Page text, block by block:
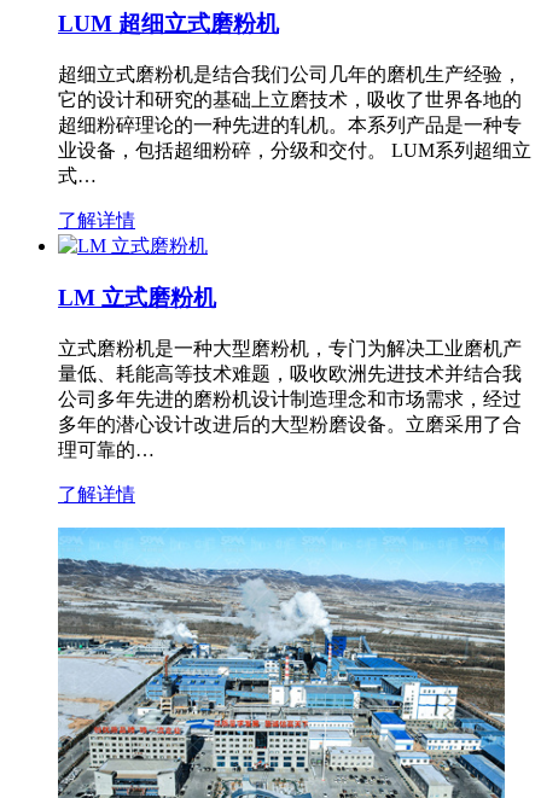
LUM 超细立式磨粉机
超细立式磨粉机是结合我们公司几年的磨机生产经验，
它的设计和研究的基础上立磨技术，吸收了世界各地的
超细粉碎理论的一种先进的轧机。本系列产品是一种专
业设备，包括超细粉碎，分级和交付。 LUM系列超细立
式…
了解详情
LM 立式磨粉机
立式磨粉机是一种大型磨粉机，专门为解决工业磨机产
量低、耗能高等技术难题，吸收欧洲先进技术并结合我
公司多年先进的磨粉机设计制造理念和市场需求，经过
多年的潜心设计改进后的大型粉磨设备。立磨采用了合
理可靠的…
了解详情